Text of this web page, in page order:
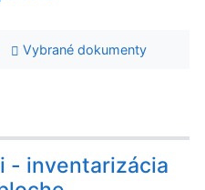
Vybrané dokumenty
- inventarizácia